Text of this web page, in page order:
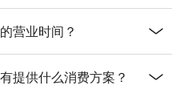
营业时间？
提供什么消费方案？